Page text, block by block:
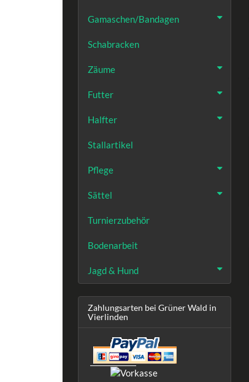
Gamaschen/Bandagen
Schabracken
Zäume
Futter
Halfter
Stallartikel
Pflege
Sättel
Turnierzubehör
Bodenarbeit
Jagd & Hund
Zahlungsarten bei Grüner Wald in
Vierlinden